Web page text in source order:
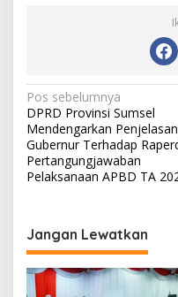
N
a
v
i
g
s
i
p
o
Pos sebelumnya
DPRD Provinsi Sumsel
Mendengarkan Penjelasan
Gubernur Terhadap
Pertangungjawaban
Pelaksanaan APBD TA
Jangan Lewatkan